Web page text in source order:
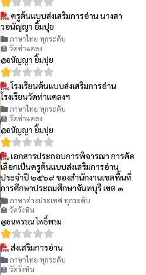
ครูต้นแบบส่งเสริมการอ่าน นางสา
วอนัญญา ยิ้มปุย
ภาษาไทย ทุกระดับ
🏫 วัดท่าแคลง
@อนัญญา ยิ้มปุย
โรงเรียนต้นแบบส่งเสริมการอ่าน
โรงเรียนวัดท่าแคลงฯ
ภาษาไทย ทุกระดับ
🏫 วัดท่าแคลง
@อนัญญา ยิ้มปุย
เอกสารประกอบการพิจารณา การคัด
เลือกเป็นครูต้นแบบส่งเสริมการอ่าน
ประจำปี ๒๕๖๙ ของสำนักงานเขตพื้นที่
การศึกษาประถมศึกษาจันทบุรี เขต ๑
ภาษาต่างประเทศ ทุกระดับ
🏫 วัดวังหิน
@ธนพรรณ โพธิ์พรม
ส่งเสริมการอ่าน
ภาษาไทย ทุกระดับ
🏫 วัดวังหิน